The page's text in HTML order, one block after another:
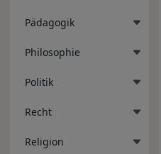
Pädagogik
Philosophie
Politik
Recht
Religion